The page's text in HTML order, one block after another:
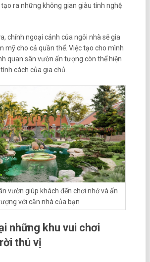
ra những không gian giàu tính nghệ
chính ngoại cảnh của ngôi nhà sẽ gia
mỹ cho cả quần thể. Việc tạo cho mình
quan sân vườn ấn tượng còn thể hiện
cách của gia chủ.
vườn giúp khách đến chơi nhớ và ấn
với căn nhà của bạn
những khu vui chơi
thú vị